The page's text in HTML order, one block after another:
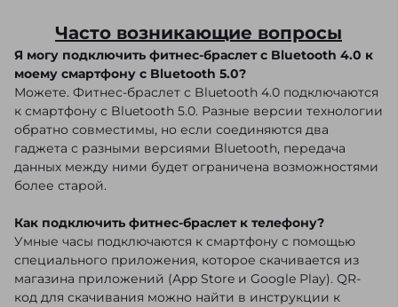
Часто возникающие вопросы
Я могу подключить фитнес-браслет с Bluetooth 4.0 к
моему смартфону с Bluetooth 5.0?
Можете. Фитнес-браслет с Bluetooth 4.0 подключаются
к смартфону с Bluetooth 5.0. Разные версии технологии
обратно совместимы, но если соединяются два
гаджета с разными версиями Bluetooth, передача
данных между ними будет ограничена возможностями
более старой.
Как подключить фитнес-браслет к телефону?
Умные часы подключаются к смартфону с помощью
специального приложения, которое скачивается из
магазина приложений (App Store и Google Play). QR-
код для скачивания можно найти в инструкции к